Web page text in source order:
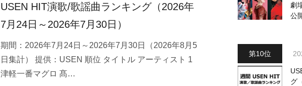
USEN HIT演歌/歌謡曲ランキング（2026年
7月24日～2026年7月30日）
期間：2026年7月24日～2026年7月30日（2026年8月5
日集計） 提供：USEN 順位 タイトル アーティスト 1
津軽一番マグロ 髙…
劇
公
グ